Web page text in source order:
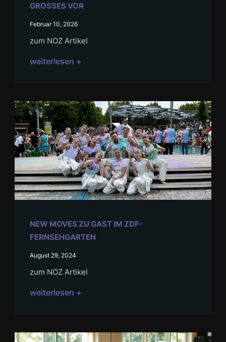
GROSSES VOR
Februar 10, 2026
zum NOZ Artikel
weiterlesen +
NEW MOVES ZU GAST IM ZDF-
FERNSEHGARTEN
August 29, 2024
zum NOZ Artikel
weiterlesen +